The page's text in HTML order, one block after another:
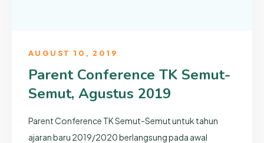
AUGUST 10, 2019
Parent Conference TK Semut-
Semut, Agustus 2019
Parent Conference TK Semut-Semut untuk tahun
ajaran baru 2019/2020 berlangsung pada awal